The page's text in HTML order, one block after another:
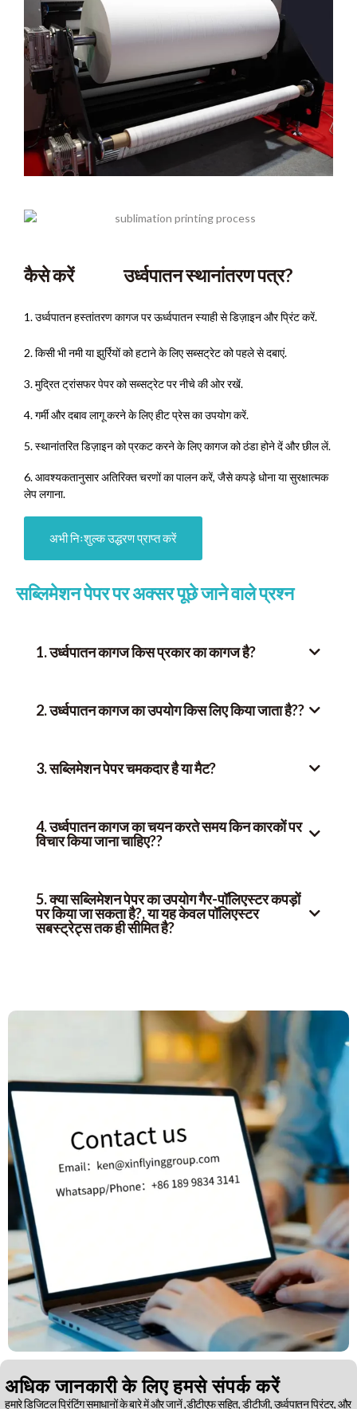
कैसे करें उर्ध्वपातन स्थानांतरण पत्र?
1. उर्ध्वपातन हस्तांतरण कागज पर ऊर्ध्वपातन स्याही से डिज़ाइन और प्रिंट करें.
2. किसी भी नमी या झुर्रियों को हटाने के लिए सब्सट्रेट को पहले से दबाएं.
3. मुद्रित ट्रांसफर पेपर को सब्सट्रेट पर नीचे की ओर रखें.
4. गर्मी और दबाव लागू करने के लिए हीट प्रेस का उपयोग करें.
5. स्थानांतरित डिज़ाइन को प्रकट करने के लिए कागज को ठंडा होने दें और छील लें.
6. आवश्यकतानुसार अतिरिक्त चरणों का पालन करें, जैसे कपड़े धोना या सुरक्षात्मक
लेप लगाना.
अभी निःशुल्क उद्धरण प्राप्त करें
सब्लिमेशन पेपर पर अक्सर पूछे जाने वाले प्रश्न
1. उर्ध्वपातन कागज किस प्रकार का कागज है?
2. उर्ध्वपातन कागज का उपयोग किस लिए किया जाता है??
3. सब्लिमेशन पेपर चमकदार है या मैट?
4. उर्ध्वपातन कागज का चयन करते समय किन कारकों पर
विचार किया जाना चाहिए??
5. क्या सब्लिमेशन पेपर का उपयोग गैर-पॉलिएस्टर कपड़ों
पर किया जा सकता है?, या यह केवल पॉलिएस्टर
सबस्ट्रेट्स तक ही सीमित है?
अधिक जानकारी के लिए हमसे संपर्क करें
हमारे डिजिटल प्रिंटिंग समाधानों के बारे में और जानें ,डीटीएफ सहित, डीटीजी, उर्ध्वपातन प्रिंटर, और